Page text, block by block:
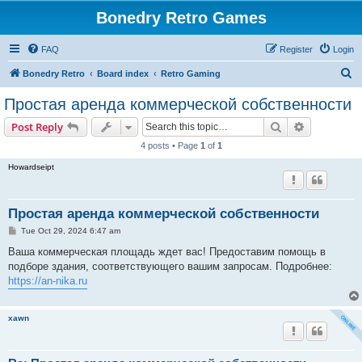
Bonedry Retro Games
FAQ Login
Register
Bonedry Retro Board index Retro Gaming
Простая аренда коммерческой собственности
Post Reply Search
4 posts • Page 1 of 1
Howardseipt
Простая аренда коммерческой собственности
P
s
Tue Oct 29, 2024 6:47 am
Ваша коммерческая площадь ждет вас! Предоставим помощь в
подборе здания, соответствующего вашим запросам. Подробнее:
https://an-nika.ru
xawn